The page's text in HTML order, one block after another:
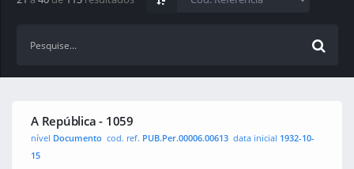
A República - 1059
nível Documento cod. ref. PUB.Per.00006.00613 data inicial 1932-10-
15